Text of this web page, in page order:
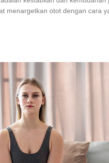
menargetkan otot dengan cara